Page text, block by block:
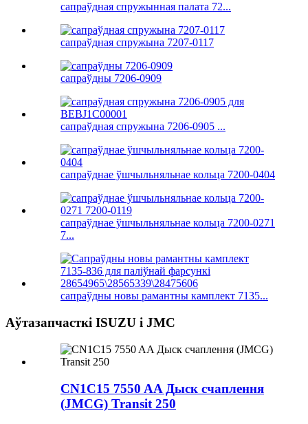
сапраўдная спружынная палата 72...
сапраўдная спружына 7207-0117
сапраўдны 7206-0909
сапраўдная спружына 7206-0905 ...
сапраўднае ўшчыльняльнае кольца 7200-0404
сапраўднае ўшчыльняльнае кольца 7200-0271
7...
сапраўдны новы рамантны камплект 7135...
Аўтазапчасткі ISUZU і JMC
CN1C15 7550 AA Дыск счаплення
(JMCG) Transit 250